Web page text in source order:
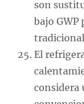
son
bajo
El
considera